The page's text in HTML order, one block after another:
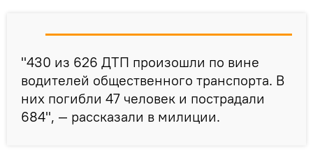
"430 из 626 ДТП произошли по вине
водителей общественного транспорта. В
них погибли 47 человек и пострадали
684", — рассказали в милиции.